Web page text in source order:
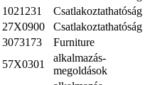
1021231
Csatlakoztathatóság
27X0900
Csatlakoztathatóság
3073173
Furniture
57X0301
alkalmazás-
megoldások